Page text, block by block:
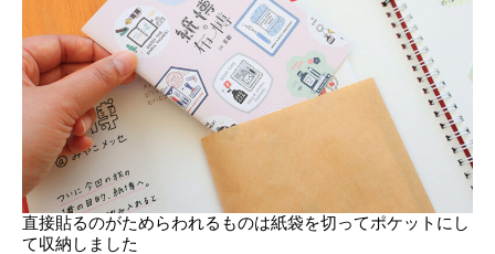
直接貼るのがためらわれるものは紙袋を切ってポケットにし
て収納しました